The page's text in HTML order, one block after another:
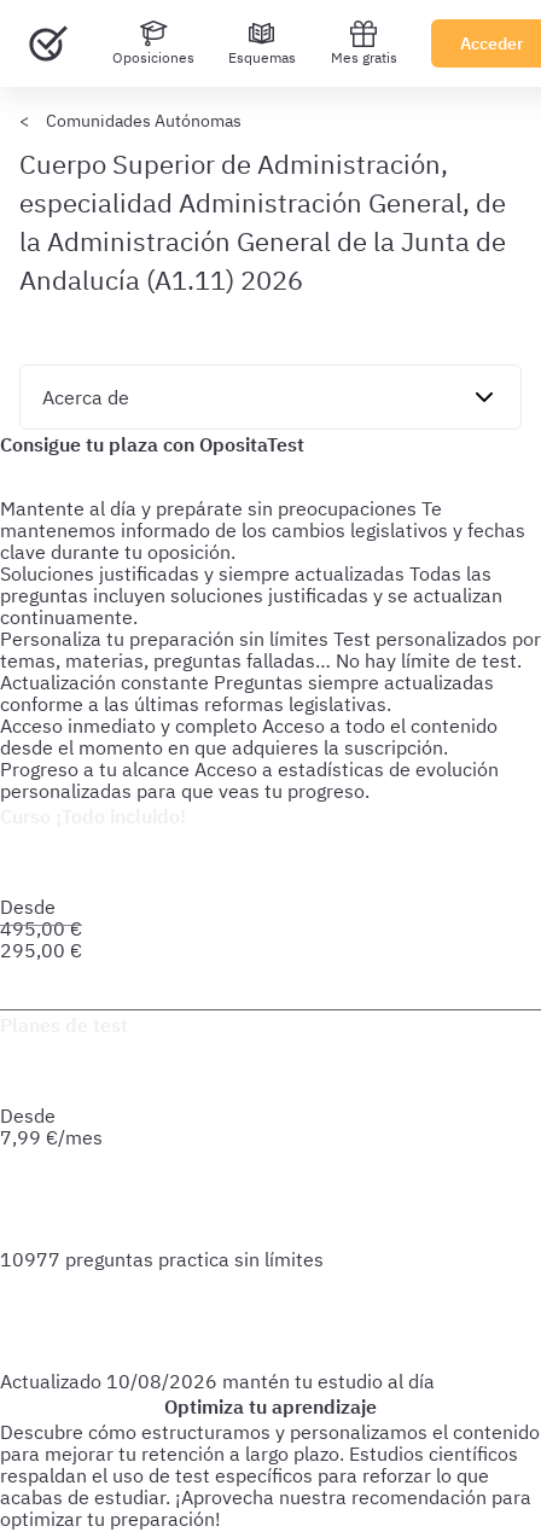
Oposiciones Esquemas Mes gratis
Acceder
Comunidades Autónomas
Cuerpo Superior de Administración,
especialidad Administración General, de
la Administración General de la Junta de
Andalucía (A1.11) 2026
Mantente al día y prepárate sin preocupaciones Te
mantenemos informado de los cambios legislativos y fechas
clave durante tu oposición.
Soluciones justificadas y siempre actualizadas Todas las
preguntas incluyen soluciones justificadas y se actualizan
continuamente.
Personaliza tu preparación sin límites Test personalizados por
temas, materias, preguntas falladas… No hay límite de test.
Actualización constante Preguntas siempre actualizadas
conforme a las últimas reformas legislativas.
Acceso inmediato y completo Acceso a todo el contenido
desde el momento en que adquieres la suscripción.
Progreso a tu alcance Acceso a estadísticas de evolución
personalizadas para que veas tu progreso.
Desde
495,00€
295,00 €
Desde
7,99 €/mes
10977 preguntas practica sin límites
Actualizado 10/08/2026 mantén tu estudio al día
Optimiza tu aprendizaje
Descubre cómo estructuramos y personalizamos el contenido
para mejorar tu retención a largo plazo. Estudios científicos
respaldan el uso de test específicos para reforzar lo que
acabas de estudiar. ¡Aprovecha nuestra recomendación para
optimizar tu preparación!